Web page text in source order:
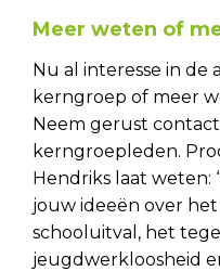
Meer weten of
Nu al interesse in de
kerngroep of meer
Neem gerust
kerngroepleden.
Hendriks laat weten:
jouw ideeën over
schooluitval, het
jeugdwerkloosheid